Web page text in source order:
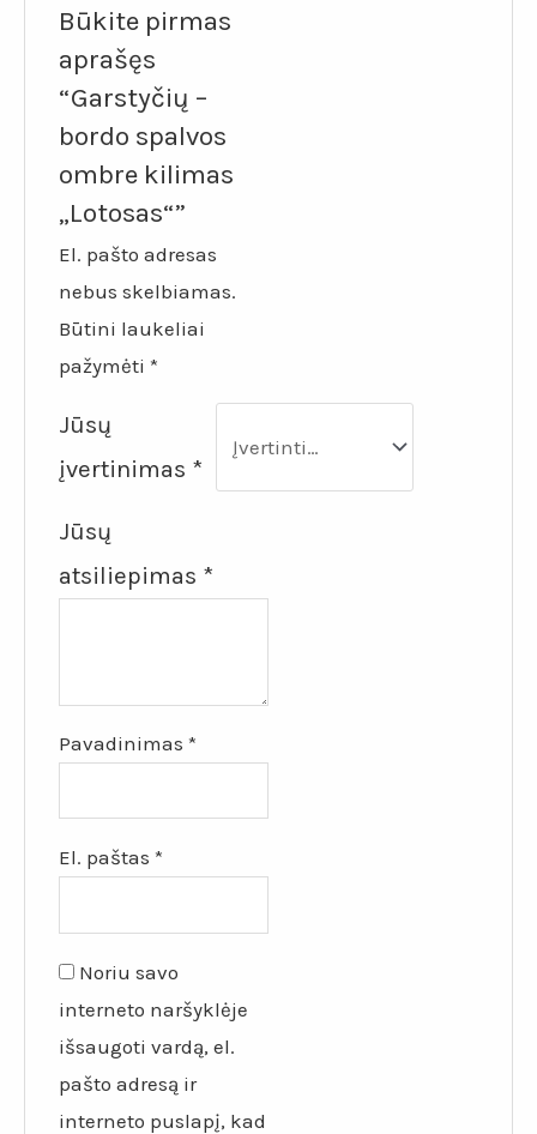
Būkite pirmas
aprašęs
“Garstyčių –
bordo spalvos
ombre kilimas
„Lotosas“”
El. pašto adresas
nebus skelbiamas.
Būtini laukeliai
pažymėti*
Jūsų
įvertinimas *
Jūsų
atsiliepimas *
Pavadinimas*
El. paštas*
Noriu savo
interneto naršyklėje
išsaugoti vardą, el.
pašto adresą ir
interneto puslapį, kad